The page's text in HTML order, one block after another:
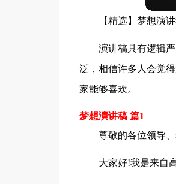
【精选】梦想演
演讲稿具有逻辑
泛，相信许多人会觉
家能够喜欢。
梦想演讲稿 篇1
尊敬的各位领导
大家好!我是来自